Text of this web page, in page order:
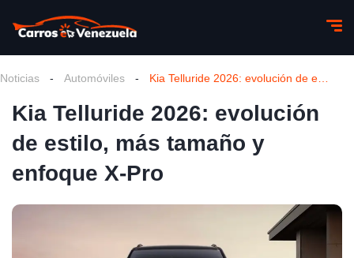
Noticias - Automóviles -
Kia Telluride 2026: evolución
de estilo, más tamaño y
enfoque X-Pro